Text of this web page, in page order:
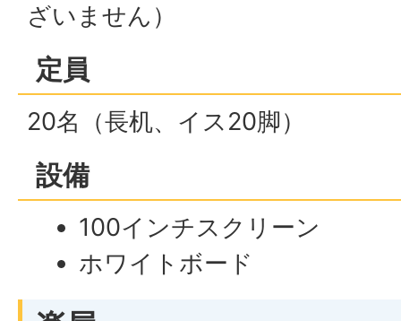
ざいません）
定員
20名（長机、イス20脚）
設備
100インチスクリーン
ホワイトボード